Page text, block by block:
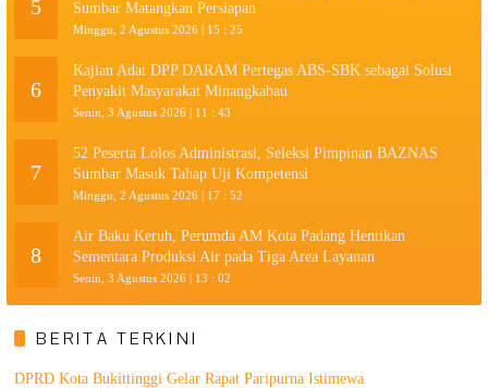
5
Sumbar Matangkan Persiapan
Minggu, 2 Agustus 2026 | 15 : 25
6
Kajian Adat DPP DARAM Pertegas ABS-SBK sebagai Solusi
Penyakit Masyarakat Minangkabau
Senin, 3 Agustus 2026 | 11 : 43
7
52 Peserta Lolos Administrasi, Seleksi Pimpinan BAZNAS
Sumbar Masuk Tahap Uji Kompetensi
Minggu, 2 Agustus 2026 | 17 : 52
8
Air Baku Keruh, Perumda AM Kota Padang Hentikan
Sementara Produksi Air pada Tiga Area Layanan
Senin, 3 Agustus 2026 | 13 : 02
BERITA TERKINI
DPRD Kota Bukittinggi Gelar Rapat Paripurna Istimewa